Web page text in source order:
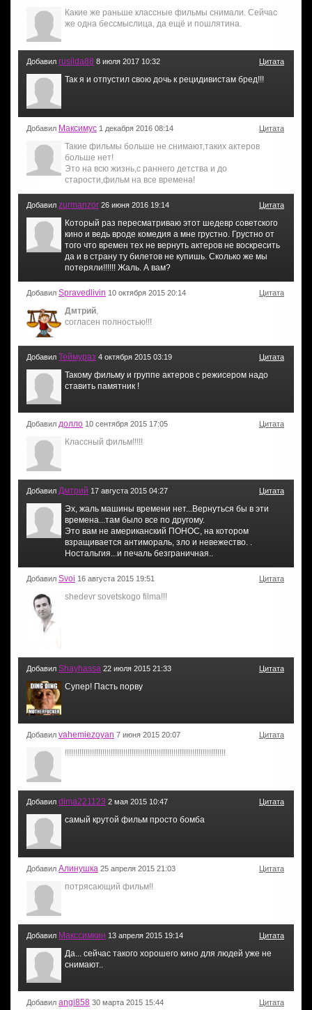
Какие же раньше классные фильмы снимали. Сейчас
же одна бессмыслица, да ещё и пошлятина.
Добавил rusilda88 8 июля 2017 10:32 Цитата
Так я и отпустил свою дочь к рецидивистам бред!!!
Добавил Maкcимуc 1 декабря 2016 08:14 Цитата
Такие фильмы больше не снимают,таких актеров
больше нет!
Это на всю жизнь,с раннего детства и до
старости,фильм на все времена!
Добавил zurmanzor 26 июня 2016 19:14 Цитата
Который раз пересматриваю этот шедевр советского
кино и ведь вроде комедия а мне грустно. Грустно от
того что времен тех не вернуть актеров не воскресить
да и в страну ту билетов не купишь. Сколько же мы
потеряли!!!!!! Жаль. А вам?
Добавил Spravedlivin 10 октября 2015 20:14 Цитата
Дмтрий,
согласен полностью!!!
Добавил Теймураз 4 октября 2015 03:19 Цитата
Такому фильму и группе актеров с режисером надо
ставить памятник !
Добавил долло 10 сентября 2015 17:05 Цитата
Классный фильм!!!!!
Добавил Дмтрий 17 августа 2015 04:27 Цитата
Эх, жаль машины времени нет...Вернуться бы в эти
времена...там было все по другому.
Это вам не американский ПОНОС, на котором
взращивается антимораль, зло и невежество. .
Ностальгия...и печаль безграничная..
Добавил Svoi 16 августа 2015 19:51 Цитата
shedevr sovetskogo filma!!!
Добавил Shayhassa 22 июля 2015 21:33 Цитата
Супер! Пасть порву
Добавил vahemiezoyan 7 июня 2015 20:07 Цитата
!!!!!!!!!!!!!!!!!!!!!!!!!!!!!!!!!!!!!!!!!!!!!!!!!!!!!!!!!!!!!!!!!!!!!!!!!!!!!
Добавил dima221123 2 мая 2015 10:47 Цитата
самый крутой фильм просто бомба
Добавил Алинушка 25 апреля 2015 21:03 Цитата
потрясающий фильм!!
Добавил Макссимкин 13 апреля 2015 19:14 Цитата
Да... сейчас такого хорошего кино для людей уже не
снимают..
Добавил angi858 30 марта 2015 15:44 Цитата